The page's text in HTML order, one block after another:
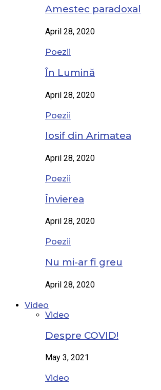
Amestec paradoxal
April 28, 2020
Poezii
În Lumină
April 28, 2020
Poezii
Iosif din Arimatea
April 28, 2020
Poezii
Învierea
April 28, 2020
Poezii
Nu mi-ar fi greu
April 28, 2020
Video
Video
Despre COVID!
May 3, 2021
Video